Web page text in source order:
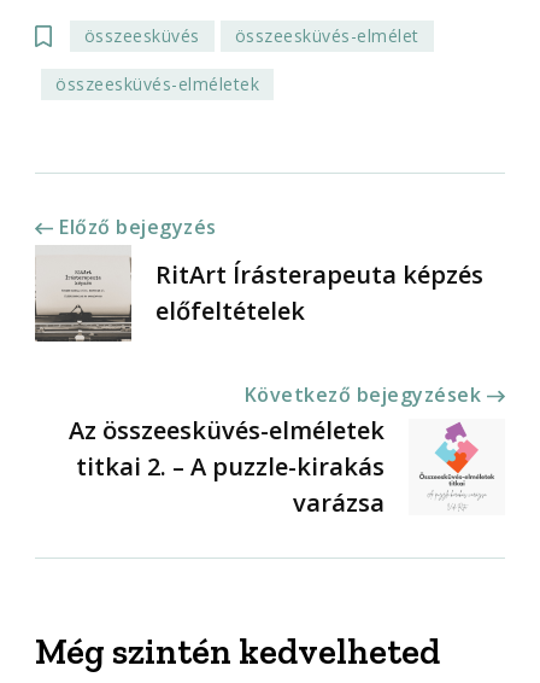
összeesküvés összeesküvés-elmélet
összeesküvés-elméletek
Bejegyzések
navigációja
Előző bejegyzés
RitArt Írásterapeuta képzés
előfeltételek
Következő bejegyzések
Az összeesküvés-elméletek
titkai 2. – A puzzle-kirakás
varázsa
Még szintén kedvelheted